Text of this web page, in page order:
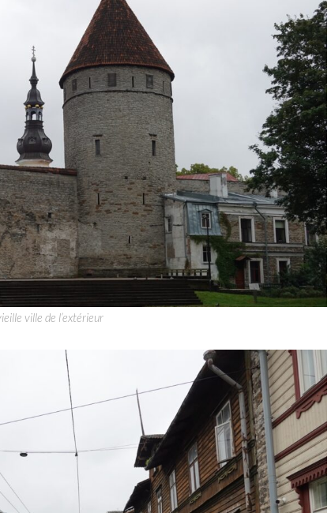
ville de l’extérieur